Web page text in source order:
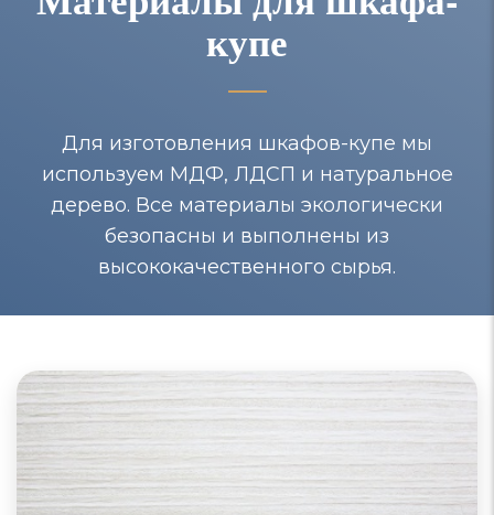
купе
Для изготовления шкафов-купе мы
используем МДФ, ЛДСП и натуральное
дерево. Все материалы экологически
безопасны и выполнены из
высококачественного сырья.
Шкафы-купе из МДФ